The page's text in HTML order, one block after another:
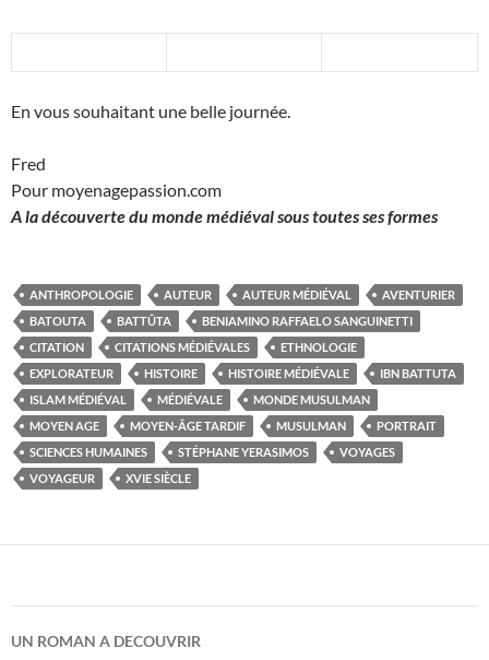
En vous souhaitant une belle journée.
Fred
Pour moyenagepassion.com
A la découverte du monde médiéval sous toutes ses formes
ANTHROPOLOGIE AUTEUR AUTEUR MÉDIÉVAL
AVENTURIER
BATOUTA
BATTÛTA
BENIAMINO RAFFAELO SANGUINETTI
CITATION
CITATIONS MÉDIÉVALES
ETHNOLOGIE
EXPLORATEUR
HISTOIRE HISTOIRE MÉDIÉVALE
IBN BATTUTA
ISLAM MÉDIÉVAL
MÉDIÉVALE
MONDE MUSULMAN
MOYEN AGE
MOYEN-ÂGE TARDIF MUSULMAN
PORTRAIT
SCIENCES HUMAINES
STÉPHANE YERASIMOS
VOYAGES
VOYAGEUR
XVIE SIÈCLE
UN ROMAN A DECOUVRIR